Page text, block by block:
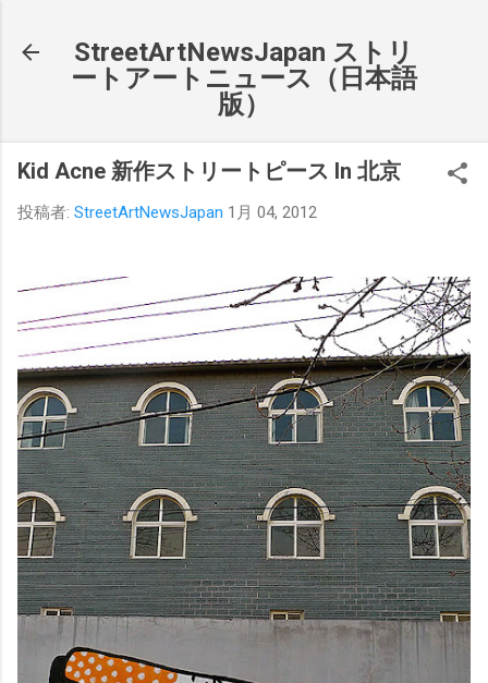
StreetArtNewsJapan ストリ
ートアートニュース（日本語
版）
Kid Acne 新作ストリートピース In 北京
投稿者: StreetArtNewsJapan 1月 04, 2012